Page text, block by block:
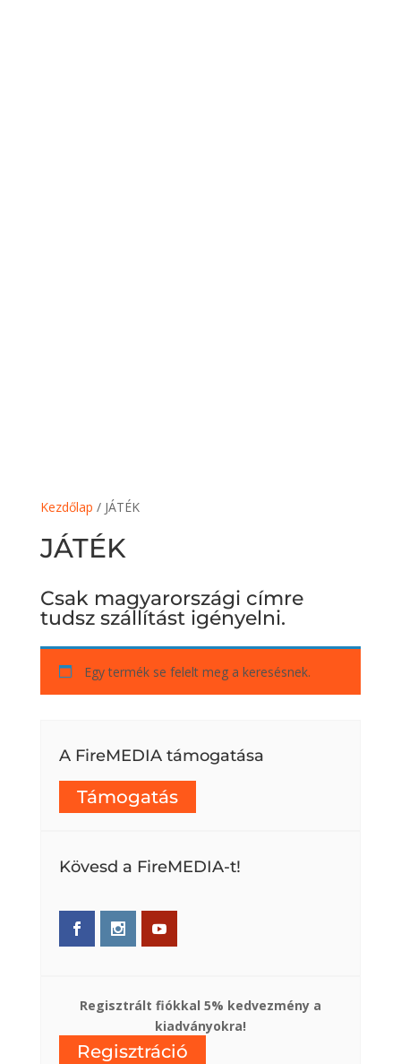
Kezdőlap / JÁTÉK
JÁTÉK
Csak magyarországi címre
tudsz szállítást igényelni.
Egy termék se felelt meg a keresésnek.
A FireMEDIA támogatása
Támogatás
Kövesd a FireMEDIA-t!
Regisztrált fiókkal 5% kedvezmény a
kiadványokra!
Regisztráció